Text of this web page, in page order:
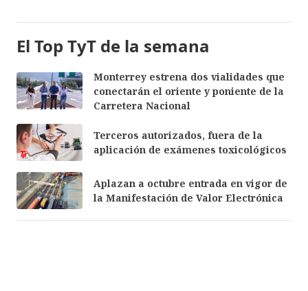
El Top TyT de la semana
Monterrey estrena dos vialidades que
conectarán el oriente y poniente de la
Carretera Nacional
Terceros autorizados, fuera de la
aplicación de exámenes toxicológicos
Aplazan a octubre entrada en vigor de
la Manifestación de Valor Electrónica